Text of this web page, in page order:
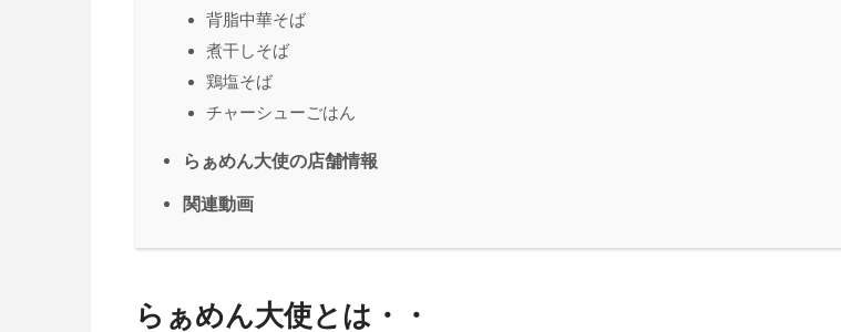
背脂中華そば
煮干しそば
鶏塩そば
チャーシューごはん
らぁめん大使の店舗情報
関連動画
らぁめん大使とは・・